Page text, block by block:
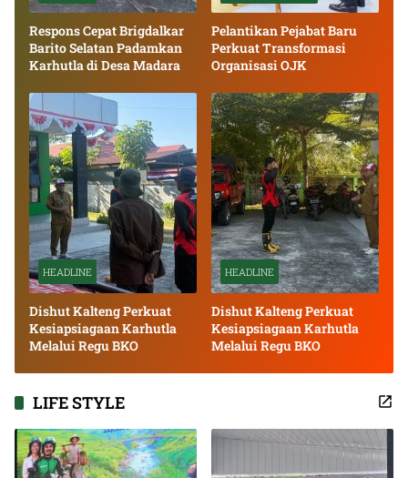
Respons Cepat Brigdalkar
Barito Selatan Padamkan
Karhutla di Desa Madara
Pelantikan Pejabat Baru
Perkuat Transformasi
Organisasi OJK
HEADLINE
Dishut Kalteng Perkuat
Kesiapsiagaan Karhutla
Melalui Regu BKO
HEADLINE
Dishut Kalteng Perkuat
Kesiapsiagaan Karhutla
Melalui Regu BKO
LIFE STYLE